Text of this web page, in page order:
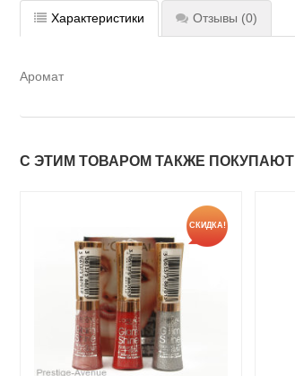
Характеристики Отзывы (0)
Аромат
С ЭТИМ ТОВАРОМ ТАКЖЕ ПОКУПАЮТ
СКИДКА!